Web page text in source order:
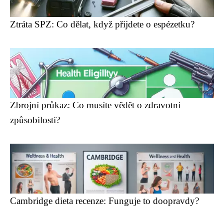
Ztráta SPZ: Co dělat, když přijdete o espézetku?
Zbrojní průkaz: Co musíte vědět o zdravotní
způsobilosti?
Cambridge dieta recenze: Funguje to doopravdy?